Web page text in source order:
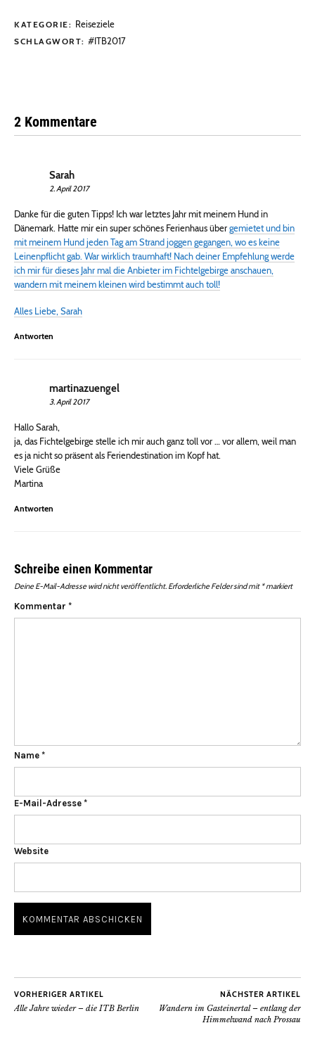
KATEGORIE: Reiseziele
SCHLAGWORT: #ITB2017
2 Kommentare
Sarah
2. April 2017
Danke für die guten Tipps! Ich war letztes Jahr mit meinem Hund in
Dänemark. Hatte mir ein super schönes Ferienhaus übergemietet und bin
mit meinem Hund jeden Tag am Strand joggen gegangen, wo es keine
Leinenpflicht gab. War wirklich traumhaft! Nach deiner Empfehlung werde
ich mir für dieses Jahr mal die Anbieter im Fichtelgebirge anschauen,
wandern mit meinem kleinen wird bestimmt auch toll!
Alles Liebe, Sarah
Antworten
martinazuengel
3. April 2017
Hallo Sarah,
ja, das Fichtelgebirge stelle ich mir auch ganz toll vor … vor allem, weil man
es ja nicht so präsent als Feriendestination im Kopf hat.
Viele Grüße
Martina
Antworten
Schreibe einen Kommentar
Deine E-Mail-Adresse wird nicht veröffentlicht. Erforderliche Felder sind mit *markiert
Kommentar *
Name *
E-Mail-Adresse *
Website
VORHERIGER ARTIKEL
Alle Jahre wieder – die ITB Berlin
NÄCHSTER ARTIKEL
Wandern im Gasteinertal – entlang der
Himmelwand nach Prossau